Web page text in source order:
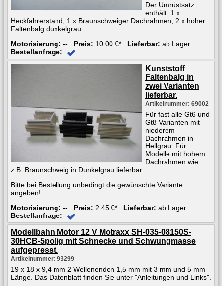
Der Umrüstsatz
enthält: 1 x
Heckfahrerstand, 1 x Braunschweiger Dachrahmen, 2 x hoher
Faltenbalg dunkelgrau.
Motorisierung: -- Preis: 10.00 €* Lieferbar: ab Lager
Bestellanfrage:
Kunststoff
Faltenbalg in
zwei Varianten
lieferbar.
Artikelnummer: 69002
Für fast alle Gt6 und
Gt8 Varianten mit
niederem
Dachrahmen in
Hellgrau. Für
Modelle mit hohem
Dachrahmen wie
z.B. Braunschweig in Dunkelgrau lieferbar.
Bitte bei Bestellung unbedingt die gewünschte Variante
angeben!
Motorisierung: -- Preis: 2.45 €* Lieferbar: ab Lager
Bestellanfrage:
Modellbahn Motor 12 V Motraxx SH-035-08150S-
30HCB-5polig mit Schnecke und Schwungmasse
aufgepresst.
Artikelnummer: 93299
19 x 18 x 9,4 mm 2 Wellenenden 1,5 mm mit 3 mm und 5 mm
Länge. Das Datenblatt finden Sie unter "Anleitungen und Links".